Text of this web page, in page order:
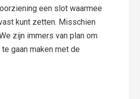
een slot waarmee
kunt zetten. Misschien
zijn immers van plan om
gaan maken met de